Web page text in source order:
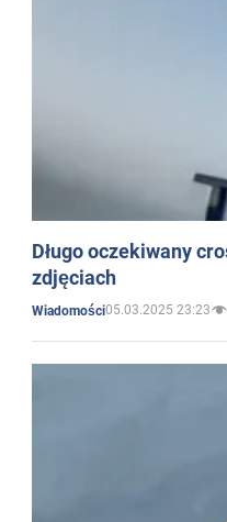
Długo oczekiwany
zdjęciach
Wiadomości05.03.2025 23:23